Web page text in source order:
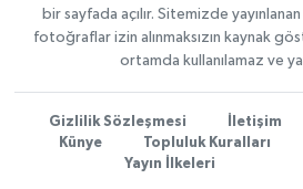
bir sayfada açılır. Sitemizde
fotoğraflar izin alınmaksızın kaynak
ortamda kullanılamaz ve
Gizlilik Sözleşmesi
İletişim
Künye
Topluluk Kuralları
Yayın İlkeleri